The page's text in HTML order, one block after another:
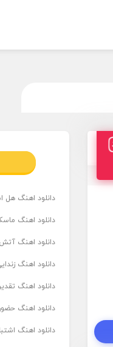
دانلود اهنگ هل
دانلود اهنگ
دانلود اهنگ
دانلود اهنگ
دانلود اهنگ
دانلود اهنگ
دانلود اهنگ